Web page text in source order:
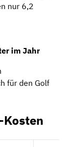
nur 6,2
im Jahr
für den Golf
Kosten